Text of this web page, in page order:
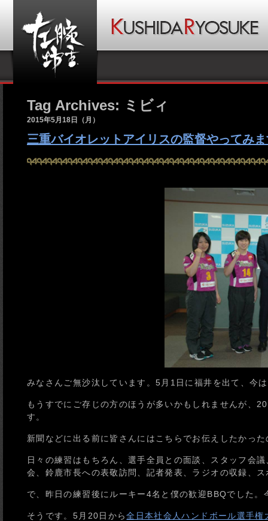
Tag Archives: ミビィ
2015年5月18日（月）
三重バイオレットアイリスの監督やってみ
みなさんご無沙汰しています。5月1日に福井を出て、今
もうすでにご存じの方のほうが多いかもしれませんが、
す。
新聞などに出る前に皆さんにはこちらでお伝えしたかっ
日々の練習はもちろん、選手全員との面談、スタッフ会
会、鈴鹿市長への表敬訪問、記者発表、ラジオの収録、
で、昨日の練習後にルーキー4名と僕の歓迎BBQでした
そうです。5月20日から全日本社会人ハンドボール選手権